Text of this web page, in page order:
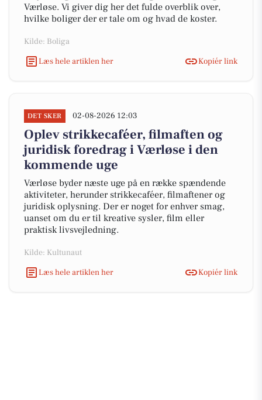
Værløse. Vi giver dig her det fulde overblik over,
hvilke boliger der er tale om og hvad de koster.
Kilde: Boliga
Læs hele artiklen her
Kopiér link
DET SKER 02-08-2026 12:03
Oplev strikkecaféer, filmaften og
juridisk foredrag i Værløse i den
kommende uge
Værløse byder næste uge på en række spændende
aktiviteter, herunder strikkecaféer, filmaftener og
juridisk oplysning. Der er noget for enhver smag,
uanset om du er til kreative sysler, film eller
praktisk livsvejledning.
Kilde: Kultunaut
Læs hele artiklen her
Kopiér link